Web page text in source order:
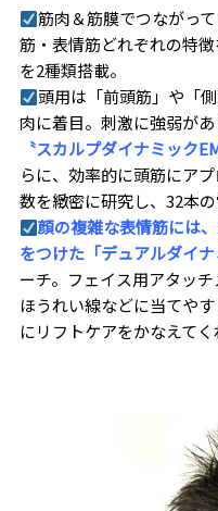
筋肉＆筋膜でつながっ
筋・表情筋どれぞれの特
を2種類搭載。
頭用は「前頭筋」や「
肉に着目。刺激に強弱があ
〝スカルプダイナミック
らに、効率的に頭筋にア
数を緻密に研究し、32本
顔の複雑な表情筋には
をつけた「デュアルダイナ
ーチ。フェイス用アタッ
ほうれい線などに当てや
にリフトケアをかなえてく